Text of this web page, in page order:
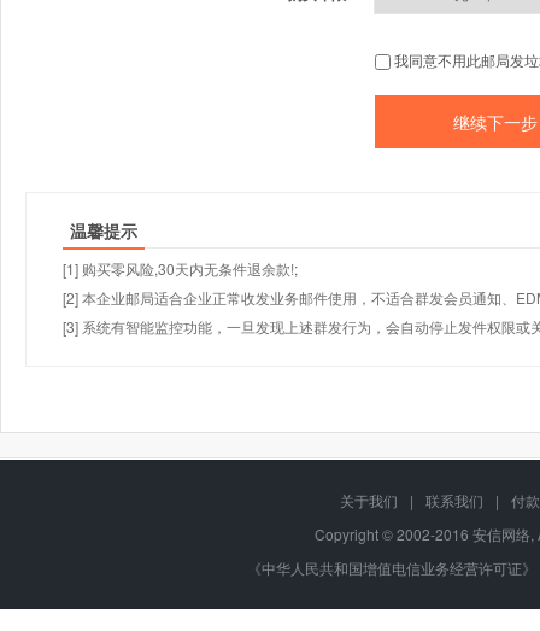
我同意不用此邮局发
温馨提示
[1] 购买零风险,30天内无条件退余款!;
[2] 本企业邮局适合企业正常收发业务邮件使用，不适合群发会员通知、
[3] 系统有智能监控功能，一旦发现上述群发行为，会自动停止发件权限或
关于我们 | 联系我们 |
付
Copyright © 2002-2016 安信网
《中华人民共和国增值电信业务经营许可